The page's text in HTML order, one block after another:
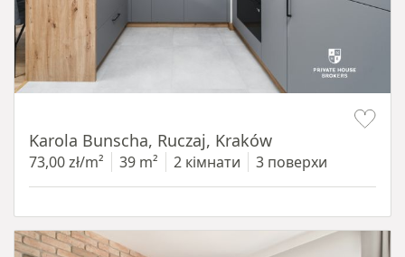
Karola Bunscha, Ruczaj, Kraków
73,00 zł/m² 39 m² 2 кімнати 3 поверхи